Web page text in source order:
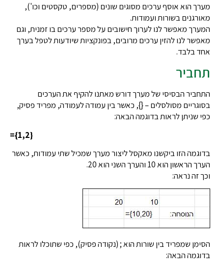
מערך הוא אוסף ערכים מסוגים שונים (מספרים, טקסטים וכו'),
מאורגנים בשורות ועמודות.
המערך מאפשר לנו לערוך חישובים על מספר ערכים בו זמנית, וגם
מאפשר לנו להזין ערכים מרובים, בפונקציות שיודעות לטפל בערך
אחד בלבד.
תחביר
התחביר הבסיסי של מערך דורש מאתנו להקיף את הערכים
בסוגריים מסולסלים – {}, כאשר בין עמודה לעמודה, מפריד פסיק,
כפי שניתן לראות בדוגמה הבאה:
={1,2}
בדוגמה הזו ביקשנו מאקסל ליצור מערך שמכיל שתי עמודות, כאשר
הערך הראשון הוא 10 והערך השני הוא 20.
וכך זה נראה:
הסימן שמפריד בין שורות הוא ; (נקודה פסיק), כפי שתוכלו לראות
בדוגמה הבאה: